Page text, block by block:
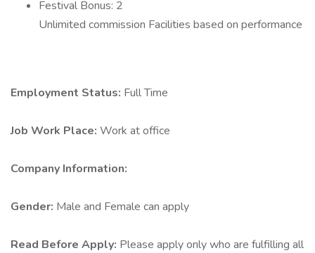
Festival Bonus: 2
Unlimited commission Facilities based on performance
Employment Status: Full Time
Job Work Place: Work at office
Company Information:
Gender: Male and Female can apply
Read Before Apply: Please apply only who are fulfilling all